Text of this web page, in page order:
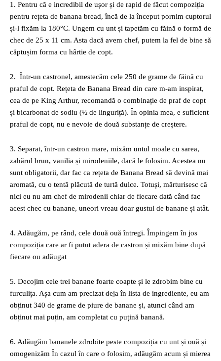
1. Pentru că e incredibil de ușor și de rapid de făcut compoziția
pentru rețeta de banana bread, încă de la început pornim cuptorul
și-l fixăm la 180°C. Ungem cu unt și tapetăm cu făină o formă de
chec de 25 x 11 cm. Asta dacă avem chef, putem la fel de bine să
căptușim forma cu hârtie de copt.
2. Într-un castronel, amestecăm cele 250 de grame de făină cu
praful de copt. Rețeta de Banana Bread din care m-am inspirat,
cea de pe King Arthur, recomandă o combinație de praf de copt
și bicarbonat de sodiu (½ de linguriță). În opinia mea, e suficient
praful de copt, nu e nevoie de două substanțe de creștere.
3. Separat, într-un castron mare, mixăm untul moale cu sarea,
zahărul brun, vanilia și mirodeniile, dacă le folosim. Acestea nu
sunt obligatorii, dar fac ca rețeta de Banana Bread să devină mai
aromată, cu o tentă plăcută de turtă dulce. Totuși, mărturisesc că
nici eu nu am chef de mirodenii chiar de fiecare dată când fac
acest chec cu banane, uneori vreau doar gustul de banane și atât.
4. Adăugăm, pe rând, cele două ouă întregi. Împingem în jos
compoziția care ar fi putut adera de castron și mixăm bine după
fiecare ou adăugat
5. Decojim cele trei banane foarte coapte și le zdrobim bine cu
furculița. Așa cum am precizat deja în lista de ingrediente, eu am
obținut 340 de grame de piure de banane și, atunci când am
obținut mai puțin, am completat cu puțină banană.
6. Adăugăm bananele zdrobite peste compoziția cu unt și ouă și
omogenizăm În cazul în care o folosim, adăugăm acum și mierea